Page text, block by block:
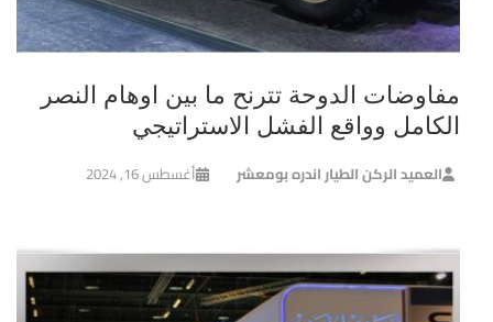
مفاوضات الدوحة تترنح ما بين اوهام النصر
الكامل وواقع الفشل الاستراتيجي
العميد الركن الطيار اندره بومعشر أغسطس 16, 2024